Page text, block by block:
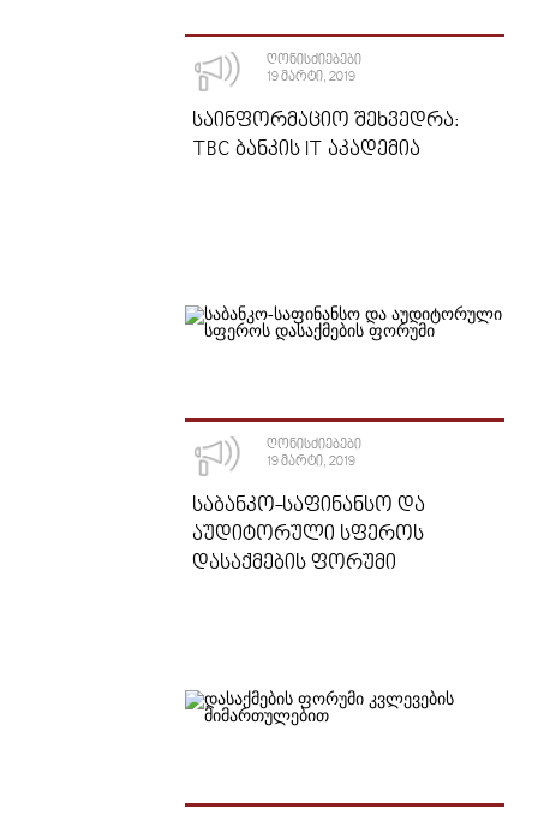
ᲦᲝᲜᲘᲡᲫᲘᲔᲑᲔᲑᲘ
19 ᲛᲐᲠᲢᲘ, 2019
ᲡᲐᲘᲜᲤᲝᲠᲛᲐᲪᲘᲝ ᲨᲔᲮᲕᲔᲓᲠᲐ:
TBC ᲑᲐᲜᲙᲘᲡ IT ᲐᲙᲐᲓᲔᲛᲘᲐ
ᲦᲝᲜᲘᲡᲫᲘᲔᲑᲔᲑᲘ
19 ᲛᲐᲠᲢᲘ, 2019
ᲡᲐᲑᲐᲜᲙᲝ-ᲡᲐᲤᲘᲜᲐᲜᲡᲝ ᲓᲐ
ᲐᲣᲓᲘᲢᲝᲠᲣᲚᲘ ᲡᲤᲔᲠᲝᲡ
ᲓᲐᲡᲐᲥᲛᲔᲑᲘᲡ ᲤᲝᲠᲣᲛᲘ